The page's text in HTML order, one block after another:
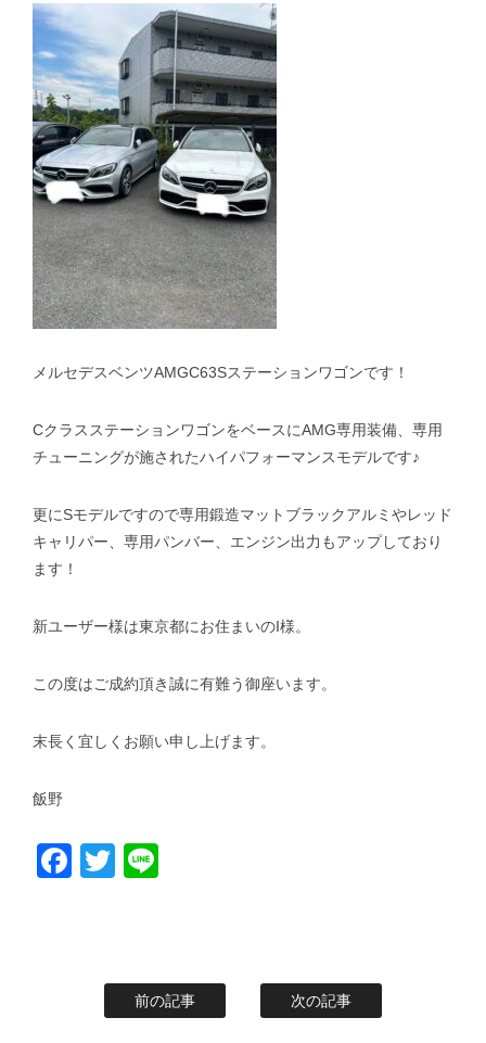
お問い合わせ
スタッフblog
ホーム
メルセデスベンツAMGC63Sステーションワゴンです！
CクラスステーションワゴンをベースにAMG専用装備、専用
チューニングが施されたハイパフォーマンスモデルです♪
更にSモデルですので専用鍛造マットブラックアルミやレッド
キャリパー、専用パンバー、エンジン出力もアップしており
ます！
新ユーザー様は東京都にお住まいのI様。
この度はご成約頂き誠に有難う御座います。
末長く宜しくお願い申し上げます。
飯野
Facebook
Twitter
前の記事 次の記事